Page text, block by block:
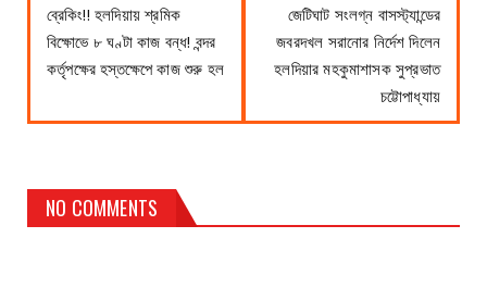
ব্রেকিং!! হলদিয়ায় শ্রমিক
বিক্ষোভে ৮ ঘণ্টা কাজ বন্ধ! বন্দর
কর্তৃপক্ষের হস্তক্ষেপে কাজ শুরু হল
জেটিঘাট সংলগ্ন বাসস্ট্যান্ডের
জবরদখল সরানোর নির্দেশ দিলেন
হলদিয়ার মহকুমাশাসক সুপ্রভাত
চট্টোপাধ্যায়
NO COMMENTS